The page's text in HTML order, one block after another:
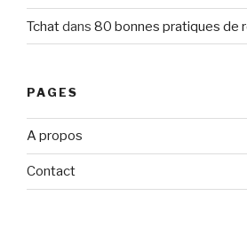
Tchatdans 80 bonnes pratiques de
PAGES
A propos
Contact